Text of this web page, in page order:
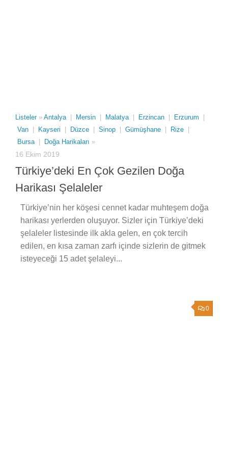
Listeler» Antalya Mersin Malatya Erzincan Erzurum
Van
Kayseri Düzce Sinop Gümüşhane Rize
Bursa
Doğa Harikaları »
16 Ekim 2019
Türkiye’deki En Çok Gezilen Doğa
Harikası Şelaleler
Türkiye’nin her köşesi cennet kadar muhteşem doğa
harikası yerlerden oluşuyor. Sizler için Türkiye’deki
şelaleler listesinde ilk akla gelen, en çok tercih
edilen, en kısa zaman zarfı içinde sizlerin de gitmek
isteyeceği 15 adet şelaleyi...
0